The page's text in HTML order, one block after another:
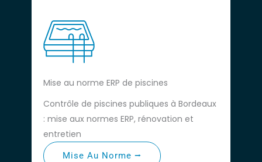
Mise au norme ERP de piscines
Contrôle de piscines publiques à Bordeaux
: mise aux normes ERP, rénovation et
entretien
Mise Au Norme ⭢